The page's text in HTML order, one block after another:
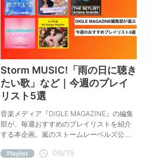
Storm MUSIC!「雨の日に聴き
たい歌」など｜今週のプレイ
リスト5選
音楽メディア『DIGLE MAGAZINE』の編集
部が、毎週おすすめのプレイリストを紹介
する本企画。嵐のストームレーベルズ公式
ロ・プレイリスト、岡村靖幸×中島健人の相
Playlist 06/15